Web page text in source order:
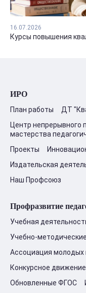
16.07.2026
Курсы повышения
ИРО
План работы ДТ
Центр непрерывного
мастерства
Проекты
Издательская
Наш Профсоюз
Профразвитие
Учебная
Учебно-
Ассоциация молодых
Конкурсное движение
Обновленные ФГОС